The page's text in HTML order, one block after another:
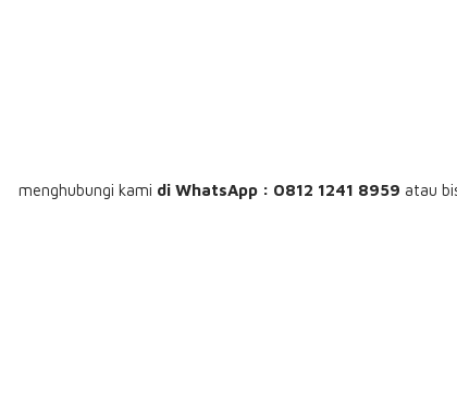
menghubungi kami di WhatsApp : 0812 1241 8959 atau